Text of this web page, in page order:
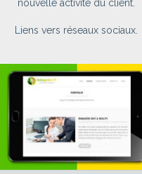
nouvelle activité du client.
Liens vers réseaux sociaux.